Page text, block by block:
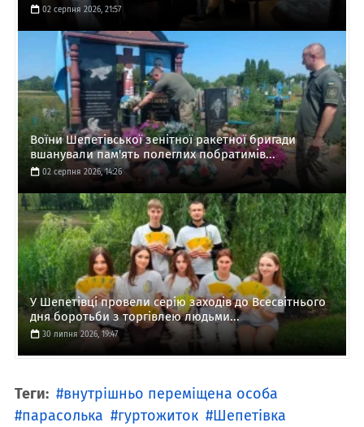
02 серпня 2026, 21:57
Воїни Шепетівської зенітної ракетної бригади
вшанували пам'ять полеглих побратимів...
02 серпня 2026, 14:26
У Шепетівці провели серію заходів до Всесвітнього
дня боротьби з торгівлею людьми...
30 липня 2026, 19:47
Теги:
внутрішньо переміщена особа
парасолька
гуртожиток
Шепетівка